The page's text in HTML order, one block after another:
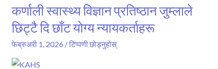
कर्णाली स्वास्थ्य विज्ञान प्रतिष्ठान जुम्लाले
छिट्टै दि छाँट योग्य न्यायकर्ताहरू
फेब्रुअरी 1, 2026 /टिप्पणी छोड्नुहोस्
कर्णाली
स्वास्थ्य
विज्ञान
प्रतिष्ठान
जुम्लाले